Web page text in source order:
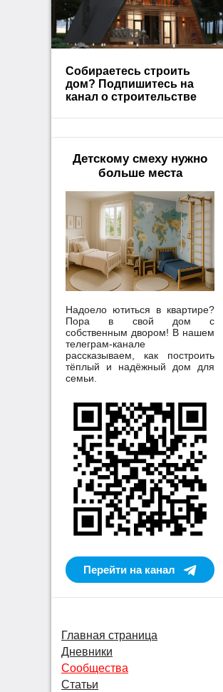
Собираетесь строить
дом? Подпишитесь на
канал о строительстве
Детскому смеху нужно
больше места
Надоело ютиться в квартире?
Пора в свой дом с
собственным двором! В нашем
телеграм-канале
рассказываем, как построить
тёплый и надёжный дом для
семьи.
Перейти на канал
Главная страница
Дневники
Сообщества
Статьи